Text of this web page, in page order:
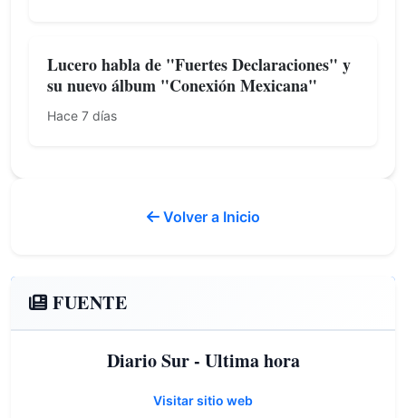
Lucero habla de "Fuertes Declaraciones" y
su nuevo álbum "Conexión Mexicana"
Hace 7 días
Volver a Inicio
FUENTE
Diario Sur - Ultima hora
Visitar sitio web